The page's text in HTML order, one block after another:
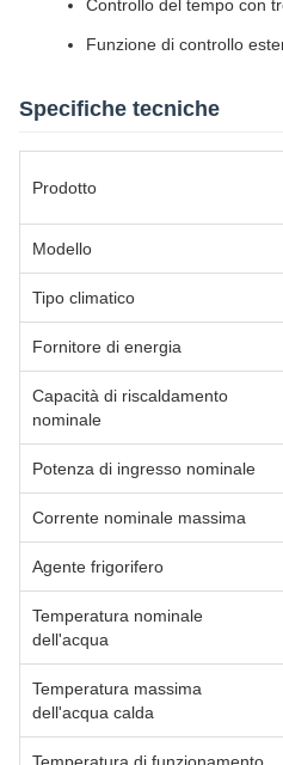
Controllo del tempo con
Funzione di controllo
Specifiche tecniche
Prodotto
Modello
Tipo climatico
Fornitore di energia
Capacità di riscaldamento
nominale
Potenza di ingresso nominale
Corrente nominale massima
Agente frigorifero
Temperatura nominale
dell'acqua
Temperatura massima
dell'acqua calda